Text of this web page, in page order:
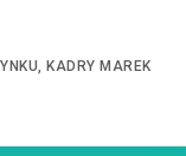
KADRY MAREK